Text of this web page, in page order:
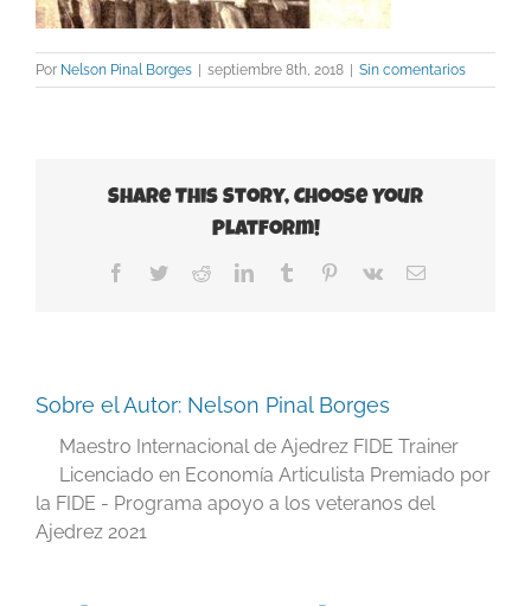
Por Nelson Pinal Borges | septiembre 8th, 2018 | Sin comentarios
Share This Story, Choose Your
Platform!
Facebook
TwitterRedditLinkedInTumblr Pinterest
Vk
Correo
Sobre el Autor: Nelson Pinal Borges
Maestro Internacional de Ajedrez FIDE Trainer
Licenciado en Economía Articulista Premiado por
la FIDE - Programa apoyo a los veteranos del
Ajedrez 2021